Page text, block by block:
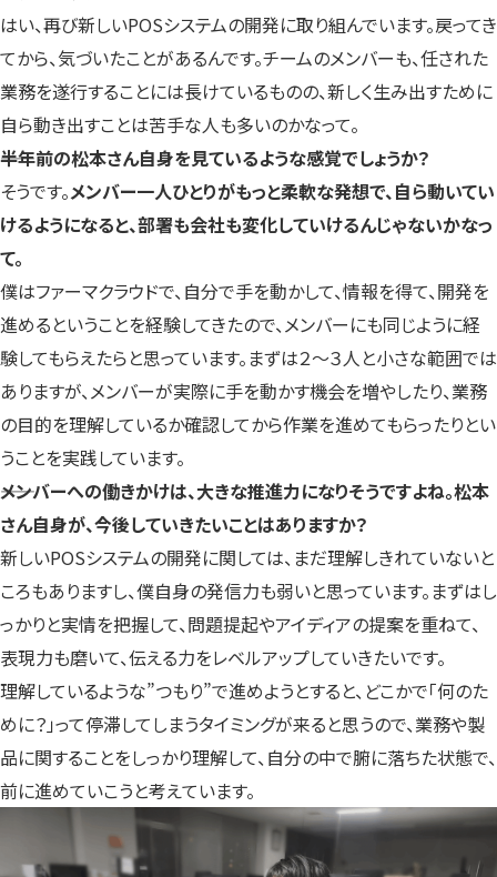
はい、再び新しいPOSシステムの開発に取り組んでいます。戻ってき
てから、気づいたことがあるんです。チームのメンバーも、任された
業務を遂行することには長けているものの、新しく生み出すために
自ら動き出すことは苦手な人も多いのかなって。
――半年前の松本さん自身を見ているような感覚でしょうか？
そうです。メンバー一人ひとりがもっと柔軟な発想で、自ら動いてい
けるようになると、部署も会社も変化していけるんじゃないかなっ
て。
僕はファーマクラウドで、自分で手を動かして、情報を得て、開発を
進めるということを経験してきたので、メンバーにも同じように経
験してもらえたらと思っています。まずは２～３人と小さな範囲では
ありますが、メンバーが実際に手を動かす機会を増やしたり、業務
の目的を理解しているか確認してから作業を進めてもらったりとい
うことを実践しています。
――メンバーへの働きかけは、大きな推進力になりそうですよね。松本
さん自身が、今後していきたいことはありますか？
新しいPOSシステムの開発に関しては、まだ理解しきれていないと
ころもありますし、僕自身の発信力も弱いと思っています。まずはし
っかりと実情を把握して、問題提起やアイディアの提案を重ねて、
表現力も磨いて、伝える力をレベルアップしていきたいです。
理解しているような”つもり”で進めようとすると、どこかで「何のた
めに？」って停滞してしまうタイミングが来ると思うので、業務や製
品に関することをしっかり理解して、自分の中で腑に落ちた状態で、
前に進めていこうと考えています。